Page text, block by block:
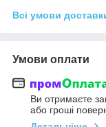
Всі умови
Умови оплати
Ви отримаєте
або гроші